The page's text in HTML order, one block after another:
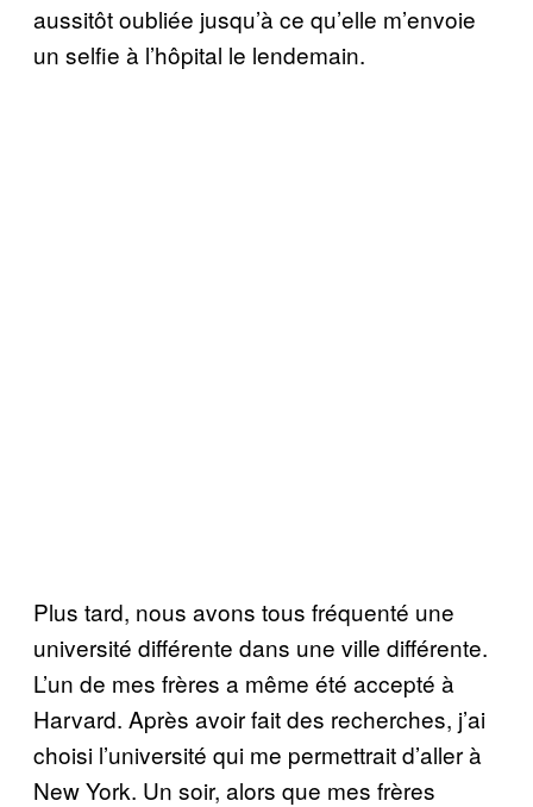
aussitôt oubliée jusqu’à ce qu’elle m’envoie
un selfie à l’hôpital le lendemain.
Plus tard, nous avons tous fréquenté une
université différente dans une ville différente.
L’un de mes frères a même été accepté à
Harvard. Après avoir fait des recherches, j’ai
choisi l’université qui me permettrait d’aller à
New York. Un soir, alors que mes frères